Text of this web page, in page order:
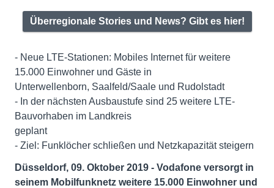
Überregionale Stories und News? Gibt es hier!
- Neue LTE-Stationen: Mobiles Internet für weitere
15.000 Einwohner und Gäste in
Unterwellenborn, Saalfeld/Saale und Rudolstadt
- In der nächsten Ausbaustufe sind 25 weitere LTE-
Bauvorhaben im Landkreis
geplant
- Ziel: Funklöcher schließen und Netzkapazität steigern
Düsseldorf, 09. Oktober 2019 - Vodafone versorgt in
seinem Mobilfunknetz weitere 15.000 Einwohner und